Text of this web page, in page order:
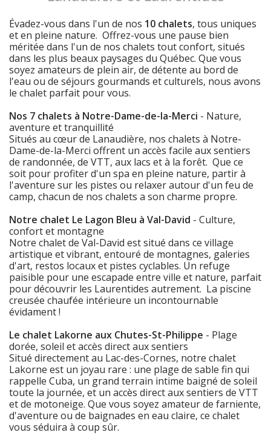
Évadez-vous dans l'un de nos 10 chalets, tous uniques
et en pleine nature. Offrez-vous une pause bien
méritée dans l'un de nos chalets tout confort, situés
dans les plus beaux paysages du Québec. Que vous
soyez amateurs de plein air, de détente au bord de
l'eau ou de séjours gourmands et culturels, nous avons
le chalet parfait pour vous.
Nos 7 chalets à Notre-Dame-de-la-Merci - Nature,
aventure et tranquillité
Situés au cœur de Lanaudière, nos chalets à Notre-
Dame-de-la-Merci offrent un accès facile aux sentiers
de randonnée, de VTT, aux lacs et à la forêt. Que ce
soit pour profiter d'un spa en pleine nature, partir à
l'aventure sur les pistes ou relaxer autour d'un feu de
camp, chacun de nos chalets a son charme propre.
Notre chalet Le Lagon Bleu à Val-David - Culture,
confort et montagne
Notre chalet de Val-David est situé dans ce village
artistique et vibrant, entouré de montagnes, galeries
d'art, restos locaux et pistes cyclables. Un refuge
paisible pour une escapade entre ville et nature, parfait
pour découvrir les Laurentides autrement. La piscine
creusée chaufée intérieure un incontournable
évidament !
Le chalet Lakorne aux Chutes-St-Philippe - Plage
dorée, soleil et accès direct aux sentiers
Situé directement au Lac-des-Cornes, notre chalet
Lakorne est un joyau rare : une plage de sable fin qui
rappelle Cuba, un grand terrain intime baigné de soleil
toute la journée, et un accès direct aux sentiers de VTT
et de motoneige. Que vous soyez amateur de farniente,
d'aventure ou de baignades en eau claire, ce chalet
vous séduira à coup sûr.